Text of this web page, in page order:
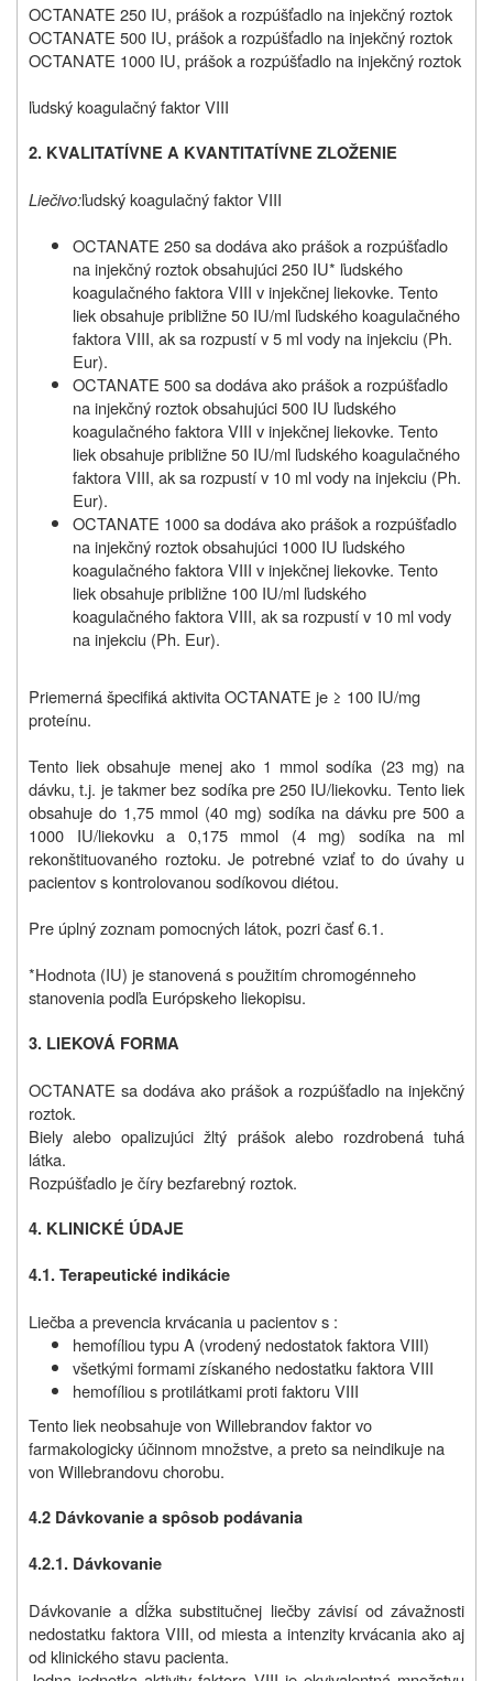
OCTANATE 250 IU, prášok a rozpúšťadlo na injekčný roztok
OCTANATE 500 IU, prášok a rozpúšťadlo na injekčný roztok
OCTANATE 1000 IU, prášok a rozpúšťadlo na injekčný roztok
ľudský koagulačný faktor VIII
2. KVALITATÍVNE A KVANTITATÍVNE ZLOŽENIE
Liečivo:ľudský koagulačný faktor VIII
OCTANATE 250 sa dodáva ako prášok a rozpúšťadlo
na injekčný roztok obsahujúci 250 IU* ľudského
koagulačného faktora VIII v injekčnej liekovke. Tento
liek obsahuje približne 50 IU/ml ľudského koagulačného
faktora VIII, ak sa rozpustí v 5 ml vody na injekciu (Ph.
Eur).
OCTANATE 500 sa dodáva ako prášok a rozpúšťadlo
na injekčný roztok obsahujúci 500 IU ľudského
koagulačného faktora VIII v injekčnej liekovke. Tento
liek obsahuje približne 50 IU/ml ľudského koagulačného
faktora VIII, ak sa rozpustí v 10 ml vody na injekciu (Ph.
Eur).
OCTANATE 1000 sa dodáva ako prášok a rozpúšťadlo
na injekčný roztok obsahujúci 1000 IU ľudského
koagulačného faktora VIII v injekčnej liekovke. Tento
liek obsahuje približne 100 IU/ml ľudského
koagulačného faktora VIII, ak sa rozpustí v 10 ml vody
na injekciu (Ph. Eur).
Priemerná špecifiká aktivita OCTANATE je ≥ 100 IU/mg
proteínu.
Tento liek obsahuje menej ako 1 mmol sodíka (23 mg) na
dávku, t.j. je takmer bez sodíka pre 250 IU/liekovku. Tento liek
obsahuje do 1,75 mmol (40 mg) sodíka na dávku pre 500 a
1000 IU/liekovku a 0,175 mmol (4 mg) sodíka na ml
rekonštituovaného roztoku. Je potrebné vziať to do úvahy u
pacientov s kontrolovanou sodíkovou diétou.
Pre úplný zoznam pomocných látok, pozri časť 6.1.
*Hodnota (IU) je stanovená s použitím chromogénneho
stanovenia podľa Európskeho liekopisu.
3. LIEKOVÁ FORMA
OCTANATE sa dodáva ako prášok a rozpúšťadlo na injekčný
roztok.
Biely alebo opalizujúci žltý prášok alebo rozdrobená tuhá
látka.
Rozpúšťadlo je číry bezfarebný roztok.
4. KLINICKÉ ÚDAJE
4.1. Terapeutické indikácie
Liečba a prevencia krvácania u pacientov s :
hemofíliou typu A (vrodený nedostatok faktora VIII)
všetkými formami získaného nedostatku faktora VIII
hemofíliou s protilátkami proti faktoru VIII
Tento liek neobsahuje von Willebrandov faktor vo
farmakologicky účinnom množstve, a preto sa neindikuje na
von Willebrandovu chorobu.
4.2 Dávkovanie a spôsob podávania
4.2.1. Dávkovanie
Dávkovanie a dĺžka substitučnej liečby závisí od závažnosti
nedostatku faktora VIII, od miesta a intenzity krvácania ako aj
od klinického stavu pacienta.